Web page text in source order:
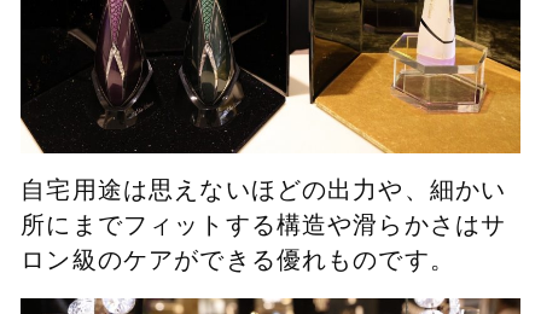
自宅用途は思えないほどの出力や、細かい
所にまでフィットする構造や滑らかさはサ
ロン級のケアができる優れものです。